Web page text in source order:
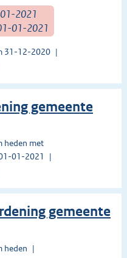
01-2021
01-2021
31-12-2020
gemeente
heden met
01-2021
gemeente
heden